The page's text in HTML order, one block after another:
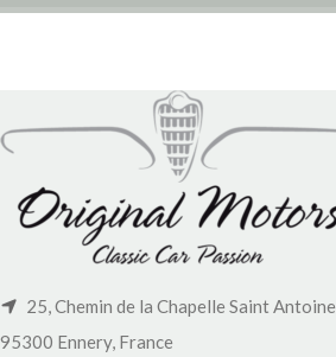
25, Chemin de la Chapelle Saint Antoine
95300 Ennery, France